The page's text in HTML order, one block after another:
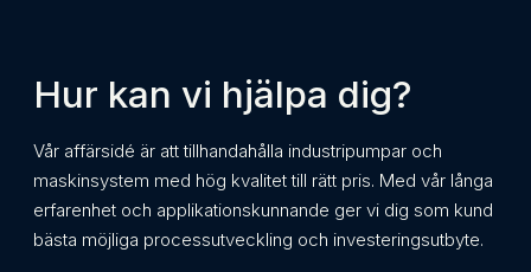
Hur kan vi hjälpa dig?
Vår affärsidé är att tillhandahålla industripumpar och
maskinsystem med hög kvalitet till rätt pris. Med vår långa
erfarenhet och applikationskunnande ger vi dig som kund
bästa möjliga processutveckling och investeringsutbyte.